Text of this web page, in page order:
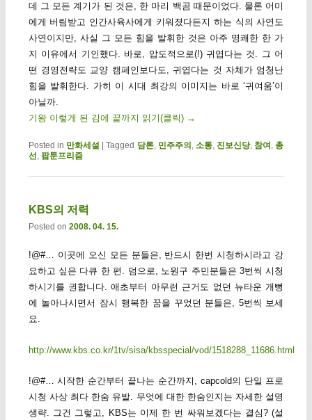
데 그 모든 계기가 된 것은, 한 마리 백곰 때문이었다. 물론 어미
에게 버림받고 인간사육사에게 키워졌다든지 하는 식의 사연도
사연이지만, 사실 그 모든 힘을 발휘한 것은 아주 명쾌한 한 가
지 이유에서 기인했다. 바로, 압도적으로(!) 귀엽다는 것. 그 어
떤 경영전략도 교양 캠페인보다도, 귀엽다는 것 자체가 엄청난
힘을 발휘한다. 가히 이 시대 최강의 이미지는 바로 ‘귀여움’이
아닐까.
기왕 이렇게 된 김에 끝까지 읽기(클릭) →
Posted in 만화세설 |Tagged 담론, 민주주의 , 소통, 진보신당,참여 ,총
선, 팝툰프리즘
KBS의 저력
Posted on 2008. 04. 15.
!@#… 이곳에 오신 모든 분들은, 반드시 한번 시청하시라고 강
요하고 싶은 다큐 한 편. 덤으로, 노원구 주민분들은 3번씩 시청
하시기를 권합니다. 애초부터 아무런 근거도 없던 뉴타운 개뻥
에 놀아나시면서 잠시 행복한 꿈을 꾸었던 분들은, 5번씩 보세
요.
http://www.kbs.co.kr/1tv/sisa/kbsspecial/vod/1518288_11686.html
!@#… 시작한 순간부터 끝나는 순간까지, capcold의 단일 프로
시청 사상 최다 한숨 유발. 무엇에 대한 한숨인지는 자세한 설명
생략. 그건 그렇고, KBS는 이제 한 번 싸워보겠다는 결심? (설